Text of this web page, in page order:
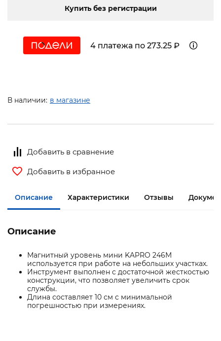
Купить без регистрации
4 платежа по 273.25 ₽
В наличии: в магазине
Добавить в сравнение
Добавить в избранное
Описание Характеристики Отзывы
Описание
Магнитный уровень мини KAPRO 246М
используется при работе на небольших участках.
Инструмент выполнен с достаточной жесткостью
конструкции, что позволяет увеличить срок
службы.
Длина составляет 10 см с минимальной
погрешностью при измерениях.